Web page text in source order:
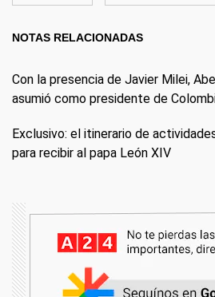
NOTAS RELACIONADAS
Con la presencia de Javier Milei,
asumió como presidente de
Exclusivo: el itinerario de
para recibir al papa León XIV